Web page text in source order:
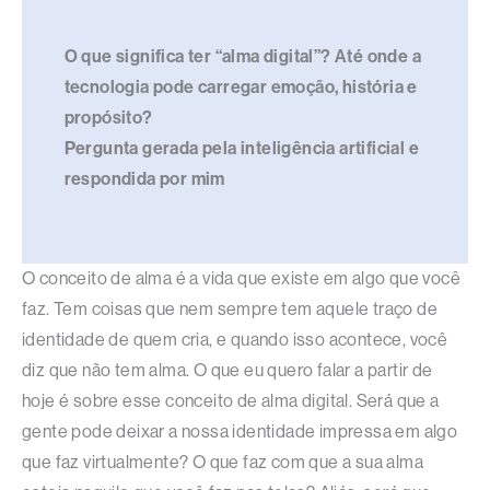
O que significa ter “alma digital”? Até onde a
tecnologia pode carregar emoção, história e
propósito?
Pergunta gerada pela inteligência artificial e
respondida por mim
O conceito de alma é a vida que existe em algo que você
faz. Tem coisas que nem sempre tem aquele traço de
identidade de quem cria, e quando isso acontece, você
diz que não tem alma. O que eu quero falar a partir de
hoje é sobre esse conceito de alma digital. Será que a
gente pode deixar a nossa identidade impressa em algo
que faz virtualmente? O que faz com que a sua alma